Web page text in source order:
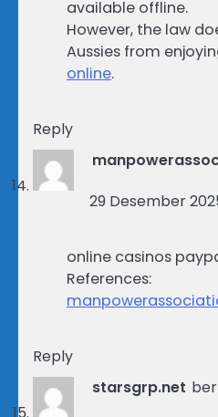
available offline.
However, the law
Aussies from
online.
Reply
29 Desember
online casinos
References:
Reply
starsgrp.net